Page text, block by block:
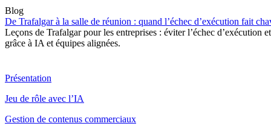
Blog
De Trafalgar à la salle de réunion : quand l’échec d’exécution fait
Leçons de Trafalgar pour les entreprises : éviter l’échec d’exécution
grâce à IA et équipes alignées.
Présentation
Jeu de rôle avec l’IA
Gestion de contenus commerciaux